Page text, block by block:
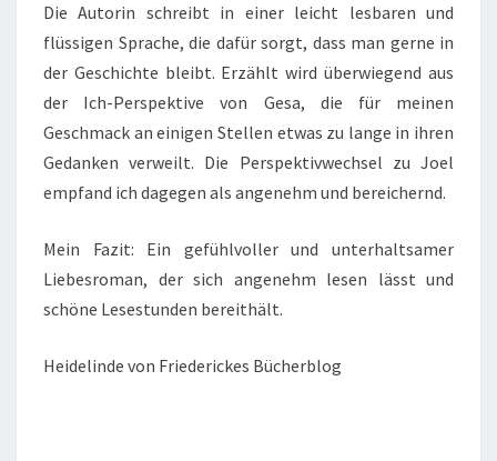
Die Autorin schreibt in einer leicht lesbaren und
flüssigen Sprache, die dafür sorgt, dass man gerne in
der Geschichte bleibt. Erzählt wird überwiegend aus
der Ich-Perspektive von Gesa, die für meinen
Geschmack an einigen Stellen etwas zu lange in ihren
Gedanken verweilt. Die Perspektivwechsel zu Joel
empfand ich dagegen als angenehm und bereichernd.
Mein Fazit: Ein gefühlvoller und unterhaltsamer
Liebesroman, der sich angenehm lesen lässt und
schöne Lesestunden bereithält.
Heidelinde von Friederickes Bücherblog